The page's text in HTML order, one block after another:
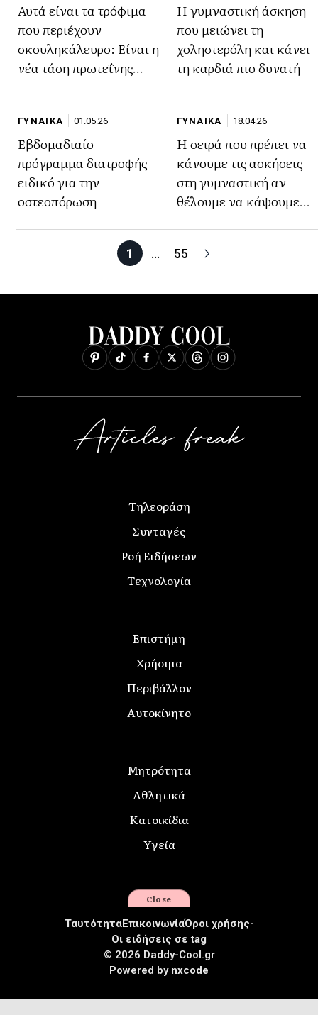
Αυτά είναι τα τρόφιμα
που περιέχουν
σκουληκάλευρo: Είναι η
νέα τάση πρωτεΐνης
Η γυμναστική άσκηση
που μειώνει τη
χοληστερόλη και κάνει
τη καρδιά πιο δυνατή
ΓΥΝΑΙΚΑ 01.05.26
Εβδομαδιαίο
πρόγραμμα διατροφής
ειδικό για την
οστεοπόρωση
ΓΥΝΑΙΚΑ 18.04.26
Η σειρά που πρέπει να
κάνουμε τις ασκήσεις
στη γυμναστική αν
θέλουμε να κάψουμε
1 … 55
Τηλεοράση
Συνταγές
Ροή Ειδήσεων
Τεχνολογία
Επιστήμη
Χρήσιμα
Περιβάλλον
Αυτοκίνητο
Μητρότητα
Αθλητικά
Κατοικίδια
Υγεία
© 2026 Daddy-Cool.gr
ΤαυτότηταΕπικοινωνίαΌροι χρήσης-
Οι ειδήσεις σε tag
Powered by nxcode
Close